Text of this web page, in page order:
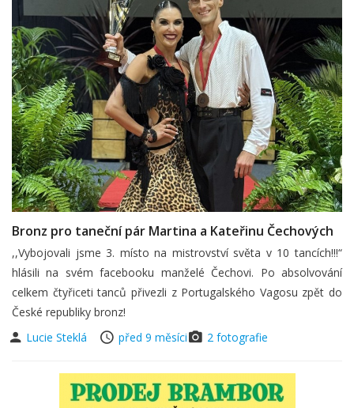
Bronz pro taneční pár Martina a Kateřinu Čechových
,,Vybojovali jsme 3. místo na mistrovství světa v 10 tancích!!!“
hlásili na svém facebooku manželé Čechovi. Po absolvování
celkem čtyřiceti tanců přivezli z Portugalského Vagosu zpět do
České republiky bronz!
Lucie Steklá
před 9 měsíci 2 fotografie